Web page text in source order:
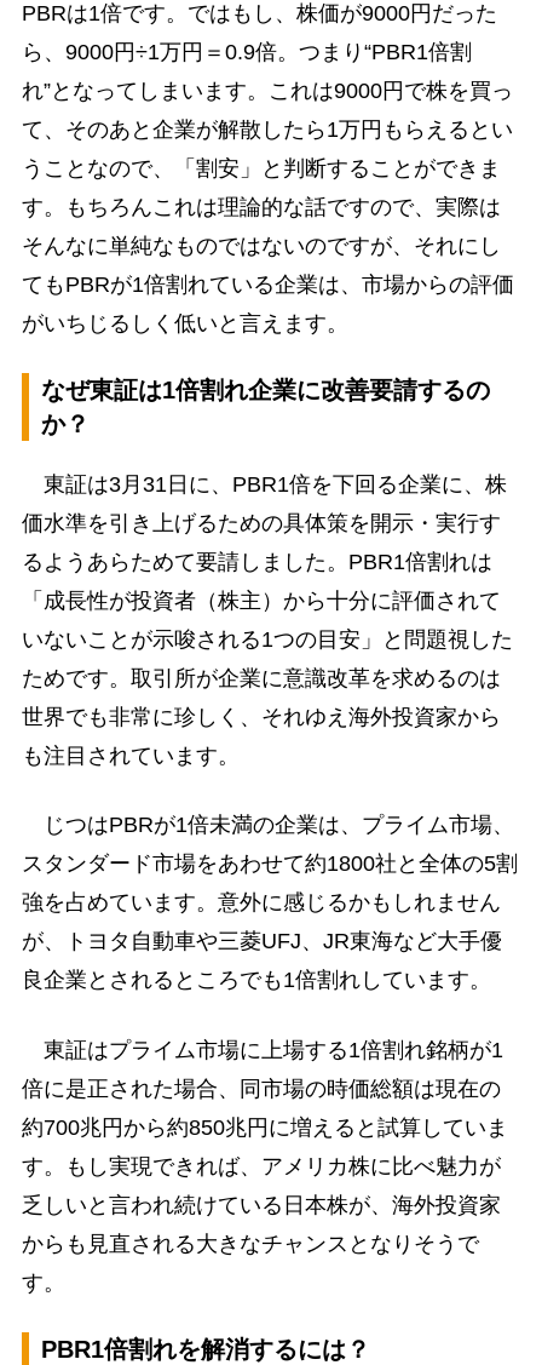
PBRは1倍です。ではもし、株価が9000円だった
ら、9000円÷1万円＝0.9倍。つまり“PBR1倍割
れ”となってしまいます。これは9000円で株を買っ
て、そのあと企業が解散したら1万円もらえるとい
うことなので、「割安」と判断することができま
す。もちろんこれは理論的な話ですので、実際は
そんなに単純なものではないのですが、それにし
てもPBRが1倍割れている企業は、市場からの評価
がいちじるしく低いと言えます。
なぜ東証は1倍割れ企業に改善要請するの
か？
東証は3月31日に、PBR1倍を下回る企業に、株
価水準を引き上げるための具体策を開示・実行す
るようあらためて要請しました。PBR1倍割れは
「成長性が投資者（株主）から十分に評価されて
いないことが示唆される1つの目安」と問題視した
ためです。取引所が企業に意識改革を求めるのは
世界でも非常に珍しく、それゆえ海外投資家から
も注目されています。
じつはPBRが1倍未満の企業は、プライム市場、
スタンダード市場をあわせて約1800社と全体の5割
強を占めています。意外に感じるかもしれません
が、トヨタ自動車や三菱UFJ、JR東海など大手優
良企業とされるところでも1倍割れしています。
東証はプライム市場に上場する1倍割れ銘柄が1
倍に是正された場合、同市場の時価総額は現在の
約700兆円から約850兆円に増えると試算していま
す。もし実現できれば、アメリカ株に比べ魅力が
乏しいと言われ続けている日本株が、海外投資家
からも見直される大きなチャンスとなりそうで
す。
PBR1倍割れを解消するには？